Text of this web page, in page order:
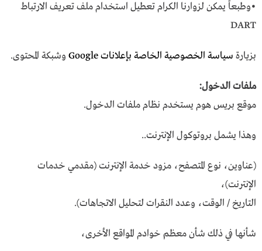
•وطبعاً يمكن لزوارنا الكرام تعطيل استخدام ملف تعريف الارتباط
DART
بزيارة سياسة الخصوصية الخاصة بإعلانات Google وشبكة المحتوى.
ملفات الدخول:
موقع بريس هوم يستخدم نظام ملفات الدخول.
وهذا يشمل بروتوكول الإنترنت..
(عناوين، نوع المتصفح، مزود خدمة الإنترنت (مقدمي خدمات
الإنترنت)،
التاريخ / الوقت، وعدد النقرات لتحليل الاتجاهات).
شأنها في ذلك شأن معظم خوادم المواقع الأخرى،